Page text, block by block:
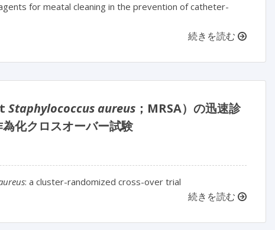
for meatal cleaning in the prevention of catheter-
続きを読む
Staphylococcus aureus ；MRSA）の迅速診
化クロスオーバー試験
: a cluster-randomized cross-over trial
続きを読む